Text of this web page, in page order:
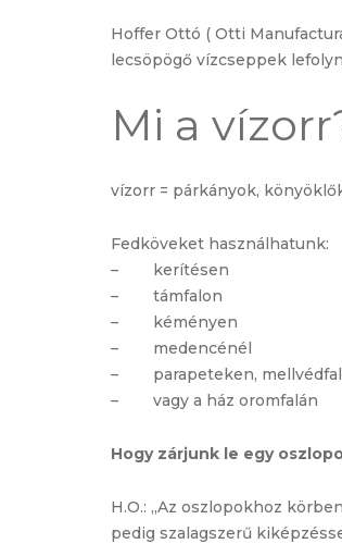
Hoffer Ottó ( Otti
lecsöpögő vízcseppek
Mi a
vízorr = párkányok, könyöklő
Fedköveket használhatunk:
– kerítésen
– támfalon
– kéményen
– medencénél
– parapeteken,
– vagy a ház oromfalán
Hogy zárjunk le egy
H.O.: „Az oszlopokhoz
pedig szalagszerű